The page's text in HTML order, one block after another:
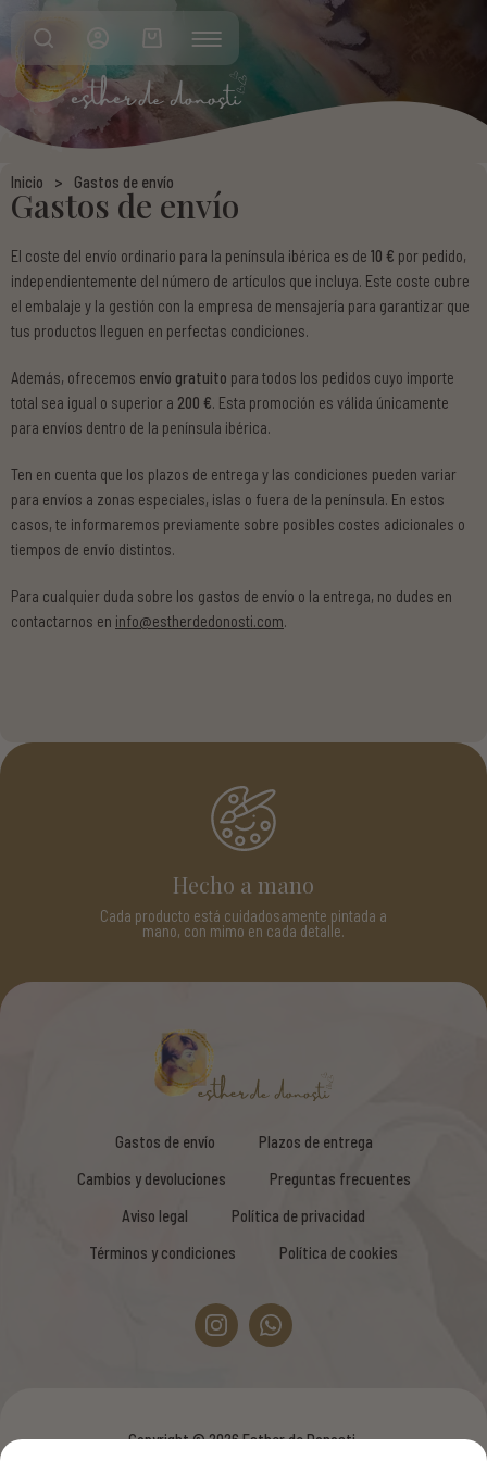
Inicio > Gastos de envío
Gastos de envío
El coste del envío ordinario para la península ibérica es de 10 € por pedido,
independientemente del número de artículos que incluya. Este coste cubre
el embalaje y la gestión con la empresa de mensajería para garantizar que
tus productos lleguen en perfectas condiciones.
Además, ofrecemos envío gratuito para todos los pedidos cuyo importe
total sea igual o superior a 200 €. Esta promoción es válida únicamente
para envíos dentro de la península ibérica.
Ten en cuenta que los plazos de entrega y las condiciones pueden variar
para envíos a zonas especiales, islas o fuera de la península. En estos
casos, te informaremos previamente sobre posibles costes adicionales o
tiempos de envío distintos.
Para cualquier duda sobre los gastos de envío o la entrega, no dudes en
contactarnos en info@estherdedonosti.com.
Hecho a mano
Cada producto está cuidadosamente pintada a
mano, con mimo en cada detalle.
Gastos de envío
Plazos de entrega
Cambios y devoluciones
Preguntas frecuentes
Aviso legal
Política de privacidad
Términos y condiciones
Política de cookies
Copyright © 2026 Esther de Donosti.
GASTOS DE ENVÍO
PLAZOS DE ENTREGA
CAMBIOS Y DEVOLUCIONES
PREGUNTAS FRECUENTES
AVISO LEGAL
POLÍTICA DE PRIVACIDAD
TÉRMINOS Y CONDICIONES
POLÍTICA DE COOKIES